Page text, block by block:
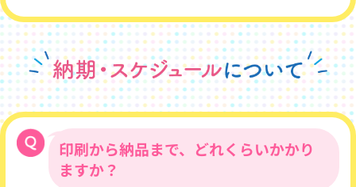
に変更されたいかをお教えください。
もちろんお受けいたします。デザイン費
は、B4サイズのチラシで片面の場合50,000
円・両面の場合70,000円となります。サイ
ズ・仕様により料金が異なりますので詳し
くはお問い合わせください。
印刷から納品まで、どれくらいかかり
ますか？